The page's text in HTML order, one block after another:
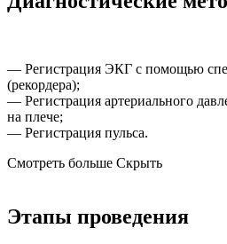
— Регистрация ЭКГ с помощью
(рекордера);
— Регистрация артериального
на плече;
— Регистрация пульса.
Смотреть больше Скрыть
Этапы проведения